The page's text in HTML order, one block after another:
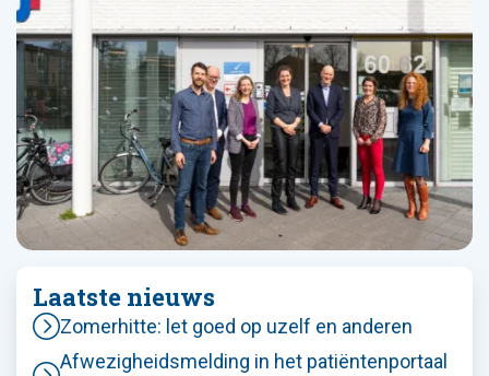
Laatste nieuws
Zomerhitte: let goed op uzelf en anderen
Afwezigheidsmelding in het patiëntenportaal